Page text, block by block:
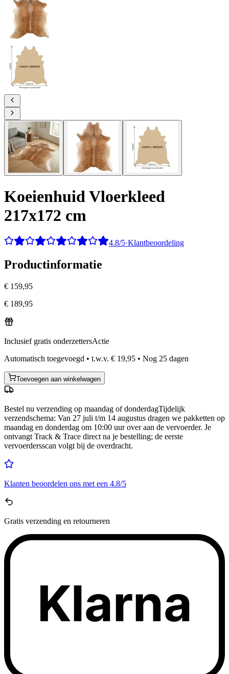
Koeienhuid Vloerkleed
217x172 cm
4.8/5·Klantbeoordeling
Productinformatie
€ 159,95
€ 189,95
Inclusief gratis onderzettersActie
Automatisch toegevoegd • t.w.v. € 19,95 • Nog 25 dagen
Toevoegen aan winkelwagen
Bestel nu verzending op maandag of donderdagTijdelijk
verzendschema: Van 27 juli t/m 14 augustus dragen we pakketten op
maandag en donderdag om 10:00 uur over aan de vervoerder. Je
ontvangt Track & Trace direct na je bestelling; de eerste
vervoerdersscan volgt bij de overdracht.
Klanten beoordelen ons met een 4.8/5
Gratis verzending en retourneren
Klarna